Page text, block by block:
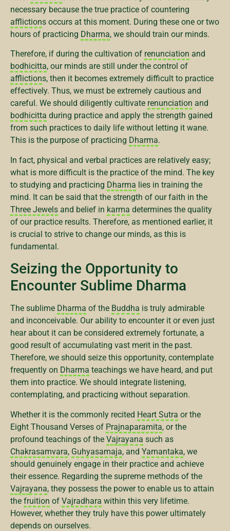
necessary because the true practice of countering
afflictions occurs at this moment. During these one or two
hours of practicing Dharma, we should train our minds.
Therefore, if during the cultivation of renunciation and
bodhicitta, our minds are still under the control of
afflictions, then it becomes extremely difficult to practice
effectively. Thus, we must be extremely cautious and
careful. We should diligently cultivate renunciation and
bodhicitta during practice and apply the strength gained
from such practices to daily life without letting it wane.
This is the purpose of practicing Dharma.
In fact, physical and verbal practices are relatively easy;
what is more difficult is the practice of the mind. The key
to studying and practicing Dharma lies in training the
mind. It can be said that the strength of our faith in the
Three Jewels and belief in karma determines the quality
of our practice results. Therefore, as mentioned earlier, it
is crucial to strive to change our minds, as this is
fundamental.
Seizing the Opportunity to
Encounter Sublime Dharma
The sublime Dharma of the Buddha is truly admirable
and inconceivable. Our ability to encounter it or even just
hear about it can be considered extremely fortunate, a
good result of accumulating vast merit in the past.
Therefore, we should seize this opportunity, contemplate
frequently on Dharma teachings we have heard, and put
them into practice. We should integrate listening,
contemplating, and practicing without separation.
Whether it is the commonly recited Heart Sutra or the
Eight Thousand Verses of Prajnaparamita, or the
profound teachings of the Vajrayana such as
Chakrasamvara, Guhyasamaja, and Yamantaka, we
should genuinely engage in their practice and achieve
their essence. Regarding the supreme methods of the
Vajrayana, they possess the power to enable us to attain
the fruition of Vajradhara within this very lifetime.
However, whether they truly have this power ultimately
depends on ourselves.